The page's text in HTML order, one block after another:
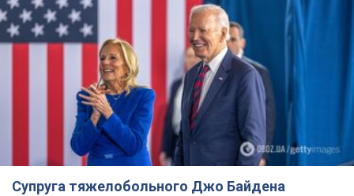
Супруга тяжелобольного Джо Байдена